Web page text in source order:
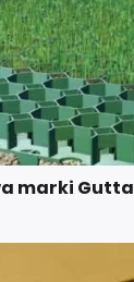
marki Gutta